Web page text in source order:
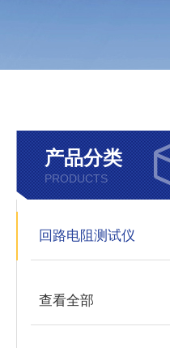
产品分类
PRODUCTS
回路电阻测试仪
查看全部